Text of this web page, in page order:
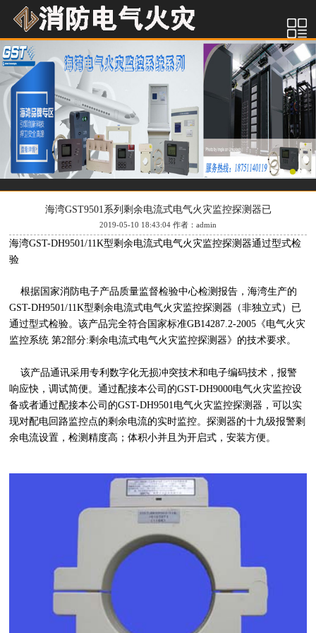
海湾GST9501系列剩余电流式电气火灾监控探测器已
2019-05-10 18:43:04 作者：admin
海湾GST-DH9501/11K型剩余电流式电气火灾监控探测器通过型式检
验
根据国家消防电子产品质量监督检验中心检测报告，海湾生产的
GST-DH9501/11K型剩余电流式电气火灾监控探测器（非独立式）已
通过型式检验。该产品完全符合国家标准GB14287.2-2005《电气火灾
监控系统 第2部分:剩余电流式电气火灾监控探测器》的技术要求。
该产品通讯采用专利数字化无损冲突技术和电子编码技术，报警
响应快，调试简便。通过配接本公司的GST-DH9000电气火灾监控设
备或者通过配接本公司的GST-DH9501电气火灾监控探测器，可以实
现对配电回路监控点的剩余电流的实时监控。探测器的十九级报警剩
余电流设置，检测精度高；体积小并且为开启式，安装方便。